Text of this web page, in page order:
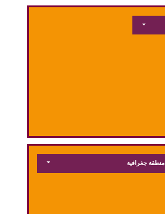
منطقة جغرافية